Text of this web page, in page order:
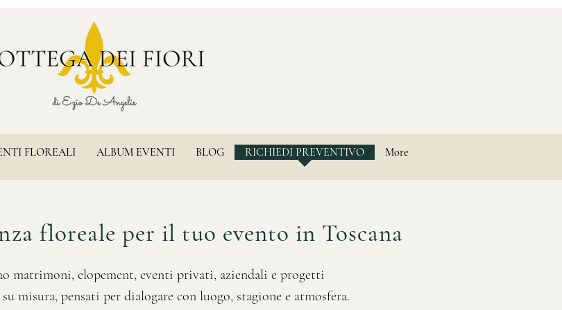
FLOREALI ALBUM EVENTI BLOG RICHIEDI PREVENTIVO More
floreale per il tuo evento in Toscana
matrimoni, elopement, eventi privati, aziendali e progetti
misura, pensati per dialogare con luogo, stagione e atmosfera.